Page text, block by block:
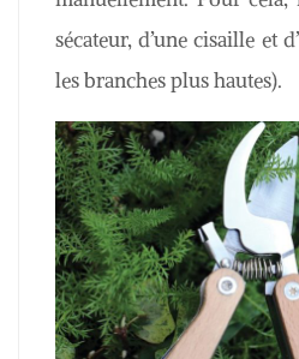
sécateur, d’une cisaille et
les branches plus hautes).